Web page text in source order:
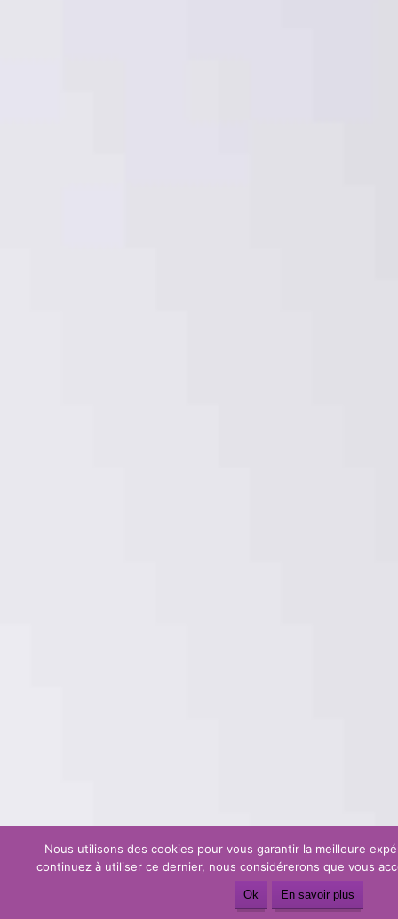
Nous utilisons des cookies pour vous garantir la meilleure
continuez à utiliser ce dernier, nous considérerons que vous
Ok En savoir plus